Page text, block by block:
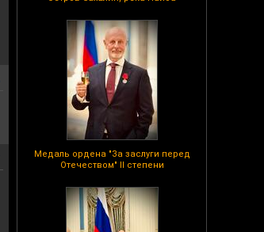
Медаль ордена "За заслуги перед
Отечеством" II степени